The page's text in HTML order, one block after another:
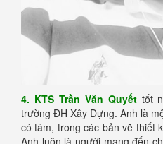
4. KTS Trần Văn Quyếttốt
trường ĐH Xây Dựng. Anh là
có tâm, trong các bản vẽ thiết